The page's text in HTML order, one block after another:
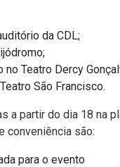
da CDL;
Teatro Dercy
São Francisco.
a partir do dia 18 na
conveniência são:
para o evento